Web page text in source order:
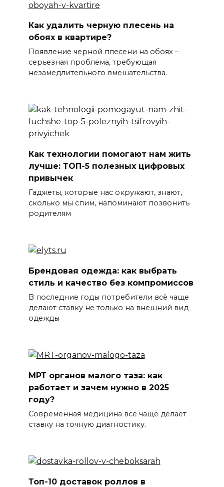
Как удалить черную плесень на
обоях в квартире?
Появление черной плесени на обоях –
серьезная проблема, требующая
незамедлительного вмешательства.
Как технологии помогают нам жить
лучше: ТОП-5 полезных цифровых
привычек
Гаджеты, которые нас окружают, знают,
сколько мы спим, напоминают позвонить
родителям
Брендовая одежда: как выбрать
стиль и качество без компромиссов
В последние годы потребители всё чаще
делают ставку не только на внешний вид
одежды
МРТ органов малого таза: как
работает и зачем нужно в 2025
году?
Современная медицина всё чаще делает
ставку на точную диагностику.
Топ-10 доставок роллов в